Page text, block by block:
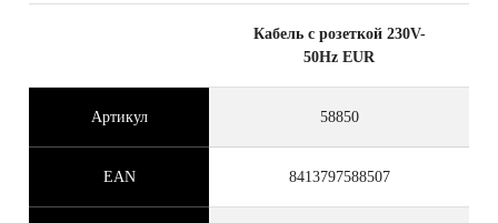
Кабель с розеткой 230V-
50Hz EUR
Артикул 58850
EAN 8413797588507